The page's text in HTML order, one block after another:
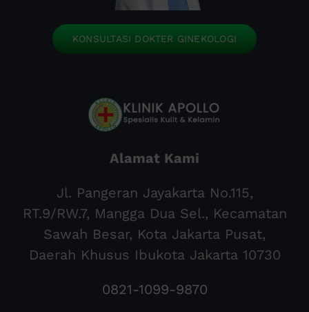
KONSULTASI DOKTER GINEKOLOGI
Alamat Kami
Jl. Pangeran Jayakarta No.115,
RT.9/RW.7, Mangga Dua Sel., Kecamatan
Sawah Besar, Kota Jakarta Pusat,
Daerah Khusus Ibukota Jakarta 10730
0821-1099-9870